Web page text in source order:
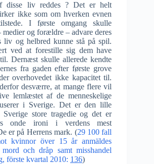
disse liv reddes ? Det er helt
ikke som om hverken evnen
I første omgang skulle
medier og forældre – advare deres
liv og helbred kunne stå på spil.
ved at forestille sig dem have
Dernæst skulle allerede kendte
fra gaden efter første grove
overhovedet ikke kapacitet til.
desværre, at mange flere vil
lemlæstet af de menneskelige
i Sverige. Det er den lille
Sverige store tragedie og det er
onde ironi i verdens mest
er på Herrens mark. (29 100 fall
kvinnor över 15 år anmäldes
och dråp samt misshandel
förste kvartal 2010: 136)